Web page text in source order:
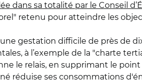
dans sa totalité par le Conseil
retenu pour atteindre les
gestation difficile de près de
à l’exemple de la "charte
le relais, en supprimant le
réduise ses consommations